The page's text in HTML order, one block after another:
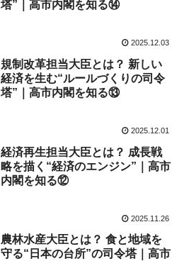
塔”｜高市内閣を知る⑭
2025.12.03
規制改革担当大臣とは？ 新しい
経済を生む“ルールづくりの司令
塔”｜高市内閣を知る⑬
2025.12.01
経済再生担当大臣とは？ 成長戦
略を描く“経済のエンジン”｜高市
内閣を知る⑫
2025.11.26
農林水産大臣とは？ 食と地域を
守る“日本の台所”の司令塔｜高市